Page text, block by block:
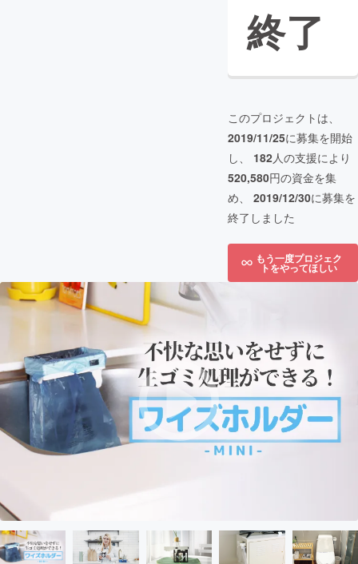
終了
このプロジェクトは、
2019/11/25に募集を開始
し、 182人の支援により
520,580円の資金を集
め、 2019/12/30に募集を
終了しました
もう一度プロジェク
トをやってほしい